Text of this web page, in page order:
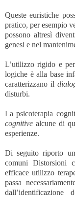
Queste euristiche
pratico, per esempio
possono altresì
genesi e nel
L’utilizzo rigido e
logiche è alla base
caratterizzano il
disturbi.
La psicoterapia
cognitive alcune di
esperienze.
Di seguito riporto
comuni Distorsioni
efficace utilizzo
passa
dall’identificazione